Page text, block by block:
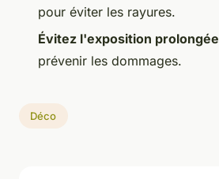
pour éviter les rayures.
Évitez l'exposition prolongée
prévenir les dommages.
Déco